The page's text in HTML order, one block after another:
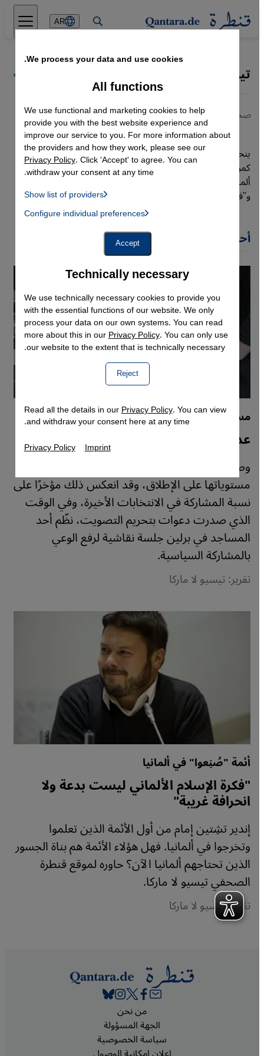
Direkt zum Inhalt springen
AR
تيسيو لا ماركا
صحافي
ينحدر تيسيو لا ماركا من جنوب تيرول الإيطالية، ويكتب بانتظام
كمراسل مستقل من إيطاليا وإيران وعن حياة المسلمين في
ألمانيا. يكتب لصحيفة ”نويه تسوريشر تسايت" و"دي تسايت"
و"فلوتر" و”تاتس".
أحدث مقالات تيسيو لا ماركا
مسلمو ألمانيا والانتخابات
عدم يقين وسط ثقة مفقودة
وصلت ثقة المسلمين الألمان في السياسة إلى أدنى
مستوياتها على الإطلاق، وقد انعكس ذلك مؤخرًا على
نسبة المشاركة في الانتخابات الأخيرة، وفي الوقت
الذي صدرت دعوات بتحريم التصويت، نظّم أحد
المساجد في برلين جلسة نقاشية لرفع الوعي
بالمشاركة السياسية.
تقرير: تيسيو لا ماركا
أئمة "صُنِعوا" في ألمانيا
"فكرة الإسلام الألماني ليست بدعة ولا
انحرافة غريبة"
إندير تشِتين إمام من أول الأئمة الذين تعلموا
وتخرجوا في ألمانيا. فهل هؤلاء الأئمة هم بناة الجسور
الذين تحتاجهم ألمانيا الآن؟ حاوره لموقع قنطرة
الصحفي تيسيو لا ماركا.
تقرير: تيسيو لا ماركا
Footer
من نحن
الجهة المسؤولة
سياسة الخصوصية
We process your data and use cookies.
Technically necessary
We use technically necessary cookies to provide you
with the essential functions of our website. We only
process your data on our own systems. You can read
more about this in ourPrivacy Policy. You can only use
our website to the extent that is technically necessary.
Reject
All functions
We use functional and marketing cookies to help
provide you with the best website experience and
improve our service to you. For more information about
the providers and how they work, please see our
Privacy Policy. Click 'Accept' to agree. You can
withdraw your consent at any time.
Show list of providers
Instagram Embed, Twitter Embed, Youtube Embed
Facebook Embed / Facebook Connect
Google Maps Embed
Configure individual preferences
Accept
Read all the details in ourPrivacy Policy. You can view
and withdraw your consent here at any time.
Privacy Policy Imprint